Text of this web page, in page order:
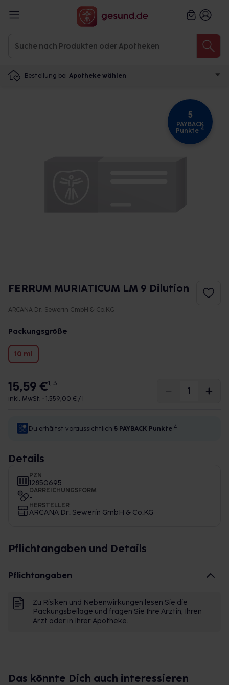
Bestellung bei Apotheke wählen
5
PAYBACK
Punkte 4
FERRUM MURIATICUM LM 9 Dilution
ARCANA Dr. Sewerin GmbH & Co.KG
Packungsgröße
10 ml
15,59 €1, 3
inkl. MwSt. • 1.559,00 € / l
Du erhältst voraussichtlich 5 PAYBACK Punkte 4
Details
PZN
12850695
DARREICHUNGSFORM
-
HERSTELLER
ARCANA Dr. Sewerin GmbH & Co.KG
Pflichtangaben und Details
Pflichtangaben
Zu Risiken und Nebenwirkungen lesen Sie die
Packungsbeilage und fragen Sie Ihre Ärztin, Ihren
Arzt oder in Ihrer Apotheke.
Das könnte Dich auch interessieren